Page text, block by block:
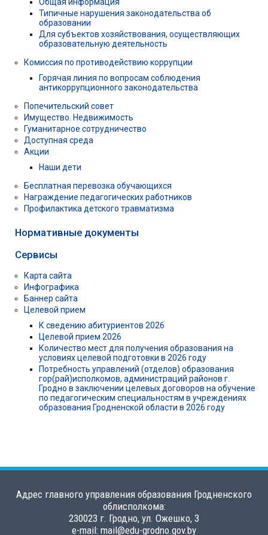
Типичные нарушения законодательства об
образовании
Для субъектов хозяйствования, осуществляющих
образовательную деятельность
Комиссия по противодействию коррупции
Горячая линия по вопросам соблюдения
антикоррупционного законодательства
Попечительский совет
Имущество. Недвижимость
Гуманитарное сотрудничество
Доступная среда
Акции
Наши дети
Бесплатная перевозка обучающихся
Награждение педагогических работников
Профилактика детского травматизма
Нормативные документы
Сервисы
Карта сайта
Инфографика
Баннер сайта
Целевой прием
К сведению абитуриентов 2026
Целевой прием 2026
Количество мест для получения образования на
условиях целевой подготовки в 2026 году
Потребность управлений (отделов) образования
гор(рай)исполкомов, администраций районов г.
Гродно в заключении целевых договоров на обучение
по педагогическим специальностям в учреждениях
образования Гродненской области в 2026 году
Адрес главного управления образования Гродненского
облисполкома:
230023 г. Гродно, ул. Ожешко, 3
e-mail: mail@edu-grodno.gov.by